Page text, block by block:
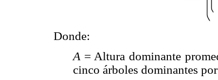
Donde:
A = Altura dominante
cinco árboles dominantes